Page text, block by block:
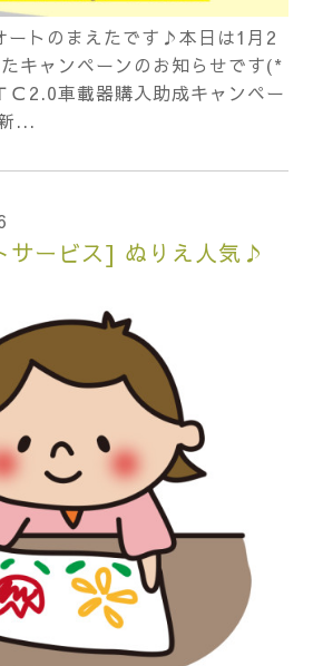
ートのまえたです♪本日は1月2
キャンペーンのお知らせです(*
2.0車載器購入助成キャンペー
...
サービス] ぬりえ人気♪